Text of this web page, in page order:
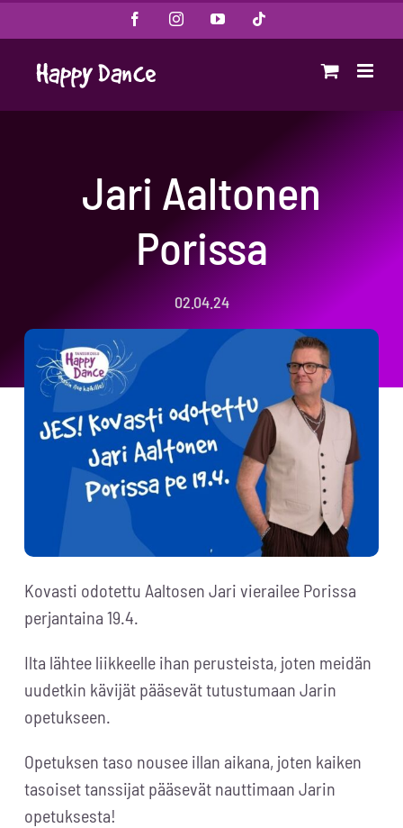
to
content
FacebookInstagramYouTube
Jari Aaltonen
Porissa
02.04.24
Kovasti odotettu Aaltosen Jari vierailee Porissa
perjantaina 19.4.
Ilta lähtee liikkeelle ihan perusteista, joten meidän
uudetkin kävijät pääsevät tutustumaan Jarin
opetukseen.
Opetuksen taso nousee illan aikana, joten kaiken
tasoiset tanssijat pääsevät nauttimaan Jarin
opetuksesta!